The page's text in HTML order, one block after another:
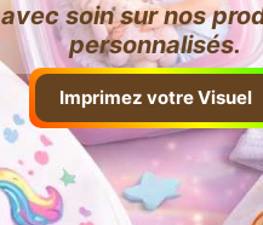
avec soin sur nos
personnalisés.
Imprimez votre Visuel